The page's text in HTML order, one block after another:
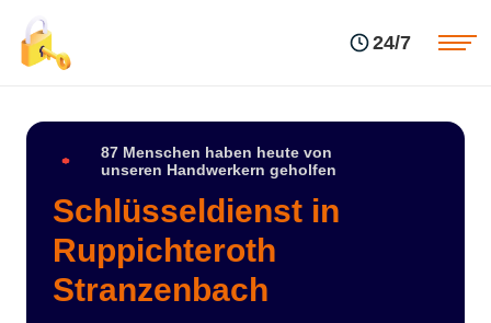
24/7
87 Menschen haben heute von
unseren Handwerkern geholfen
Schlüsseldienst in
Ruppichteroth
Stranzenbach